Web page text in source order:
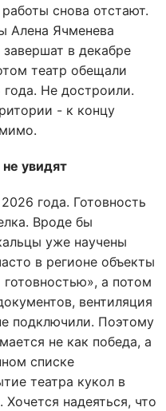
снова отстают.
Алена Ячменева
в декабре
театр обещали
Не достроили.
- к концу
увидят
года. Готовность
Вроде бы
уже научены
в регионе объекты
а потом
вентиляция
подключили. Поэтому
не как победа, а
списке
театра кукол в
надеяться, что